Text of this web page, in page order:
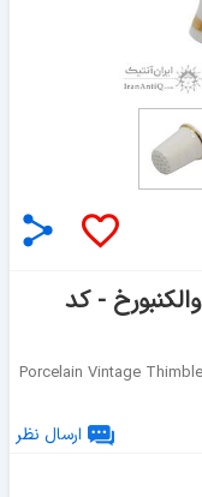
- کد
Porcelain Vintage
ارسال نظر